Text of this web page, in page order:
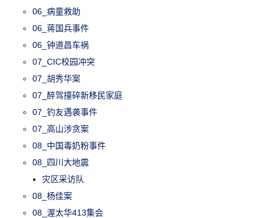
06_病童救助
06_蒋国兵事件
06_钟道昌车祸
07_CIC校园冲突
07_胡秀华案
07_醉驾撞碎新移民家庭
07_钓友遇袭事件
07_高山涉贪案
08_中国毒奶粉事件
08_四川大地震
灾区采访队
08_杨佳案
08_渥太华413集会